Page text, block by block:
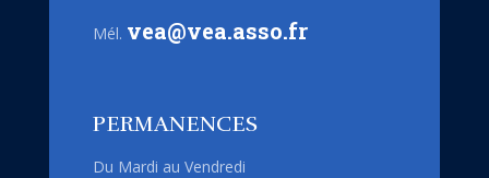
Mél. vea@vea.asso.fr
PERMANENCES
Du Mardi au Vendredi